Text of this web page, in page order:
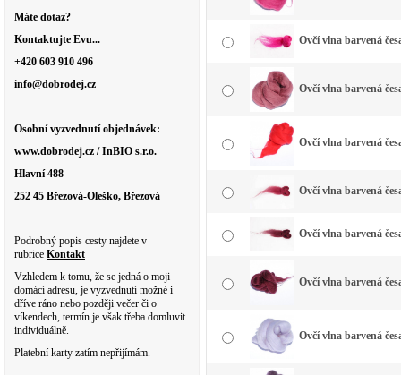
Máte dotaz?
Kontaktujte Evu...
+420 603 910 496
info@dobrodej.cz
Osobní vyzvednutí objednávek:
www.dobrodej.cz / InBIO s.r.o.
Hlavní 488
252 45 Březová-Oleško, Březová
Podrobný popis cesty najdete v
rubrice Kontakt
Vzhledem k tomu, že se jedná o moji
domácí adresu, je vyzvednutí možné i
dříve ráno nebo později večer či o
víkendech, termín je však třeba domluvit
individuálně.
Platební karty zatím nepřijímám.
Ovčí vlna barvená
Ovčí vlna barvená
Ovčí vlna barvená
Ovčí vlna barvená
Ovčí vlna barvená
Ovčí vlna barvená
Ovčí vlna barvená